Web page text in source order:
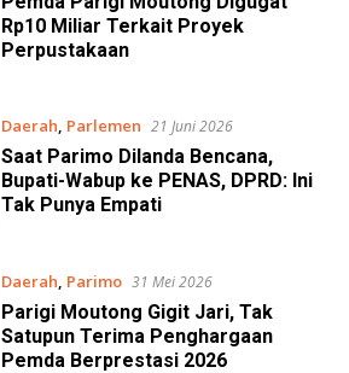
Rp10 Miliar Terkait Proyek
Perpustakaan
Daerah, Parlemen 21 Juni 2026
Saat Parimo Dilanda Bencana,
Bupati-Wabup ke PENAS, DPRD: Ini
Tak Punya Empati
Daerah, Parimo 31 Mei 2026
Parigi Moutong Gigit Jari, Tak
Satupun Terima Penghargaan
Pemda Berprestasi 2026